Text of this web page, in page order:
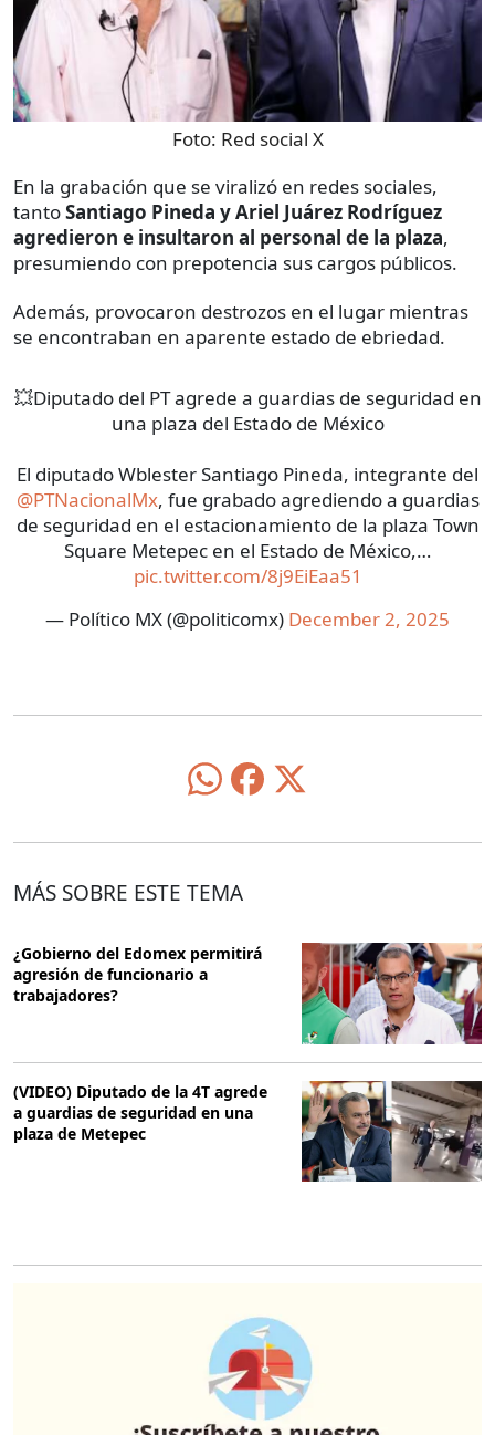
Foto: Red social X
En la grabación que se viralizó en redes sociales,
tantoSantiago Pineda y Ariel Juárez Rodríguez
agredieron e insultaron al personal de la plaza,
presumiendo con prepotencia sus cargos públicos.
Además, provocaron destrozos en el lugar mientras
se encontraban en aparente estado de ebriedad.
💥Diputado del PT agrede a guardias de seguridad en
una plaza del Estado de México
El diputado Wblester Santiago Pineda, integrante del
@PTNacionalMx, fue grabado agrediendo a guardias
de seguridad en el estacionamiento de la plaza Town
Square Metepec en el Estado de México,…
pic.twitter.com/8j9EiEaa51
— Político MX (@politicomx) December 2, 2025
MÁS SOBRE ESTE TEMA
¿Gobierno del Edomex permitirá
agresión de funcionario a
trabajadores?
(VIDEO) Diputado de la 4T agrede
a guardias de seguridad en una
plaza de Metepec